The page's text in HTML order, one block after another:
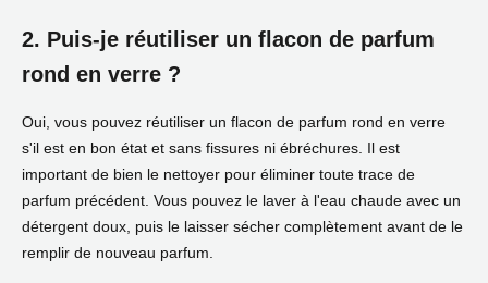
2. Puis-je réutiliser un flacon de parfum
rond en verre ?
Oui, vous pouvez réutiliser un flacon de parfum rond en verre
s'il est en bon état et sans fissures ni ébréchures. Il est
important de bien le nettoyer pour éliminer toute trace de
parfum précédent. Vous pouvez le laver à l'eau chaude avec un
détergent doux, puis le laisser sécher complètement avant de le
remplir de nouveau parfum.